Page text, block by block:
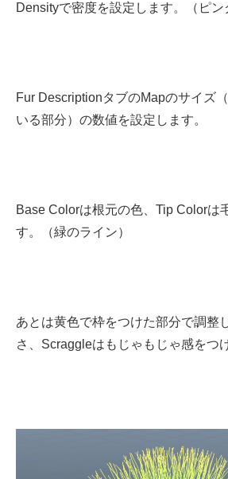
Densityで密度を設定します。（ピン
Fur DescriptionタブのMapのサイズ
いる部分）の数値を設定します。
Base Colorは根元の色、Tip Colorは
す。（緑のライン）
あとは黄色で枠をつけた部分で調整
さ、Scraggleはもじゃもじゃ感をつ